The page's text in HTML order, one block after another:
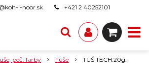
i-noor.sk +421 2 40252101
peč. farby Tuše
TUŠ TECH.20g.